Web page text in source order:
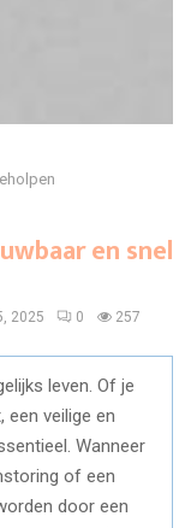
en snel
2025 0 257
leven. Of je
veilige en
Wanneer
of een
door een